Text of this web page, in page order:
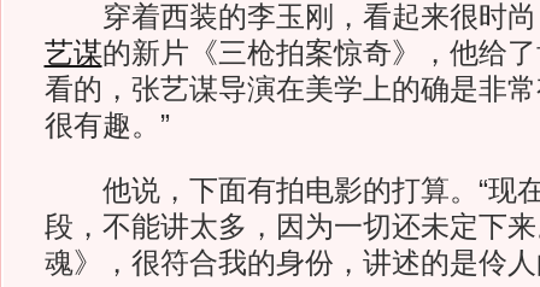
穿着西装的李玉刚，看起来很时尚
艺谋的新片《三枪拍案惊奇》，他给
看的，张艺谋导演在美学上的确是非
很有趣。”
他说，下面有拍电影的打算。“现
段，不能讲太多，因为一切还未定下
魂》，很符合我的身份，讲述的是伶人